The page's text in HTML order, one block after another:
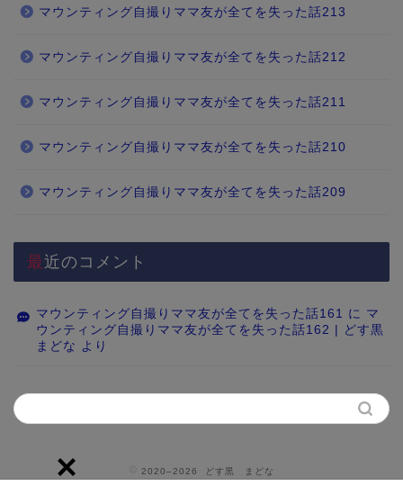
マウンティング自撮りママ友が全てを失った話213
マウンティング自撮りママ友が全てを失った話212
マウンティング自撮りママ友が全てを失った話211
マウンティング自撮りママ友が全てを失った話210
マウンティング自撮りママ友が全てを失った話209
最近のコメント
マウンティング自撮りママ友が全てを失った話161 に マ
ウンティング自撮りママ友が全てを失った話162 | どす黒
まどな より
2020–2026 どす黒 まどな